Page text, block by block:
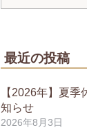
最近の投稿
【2026年】夏
知らせ
2026年8月3日